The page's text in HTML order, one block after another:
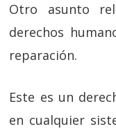
Otro asunto
derechos
reparación.
Este es un
en cualquier